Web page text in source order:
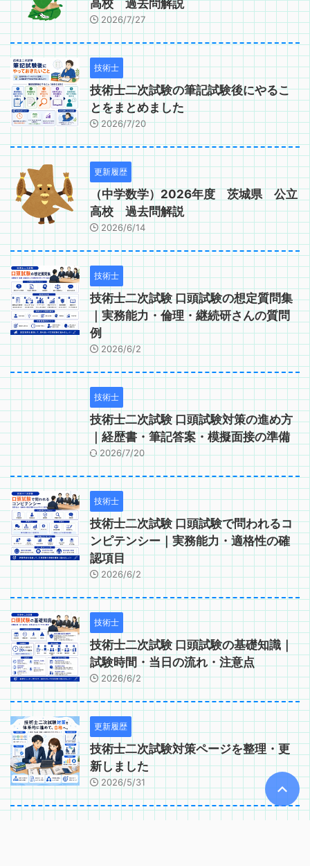
高校 過去問解説
2026/7/27
技術士
技術士二次試験の筆記試験後にやるこ
とをまとめました
2026/7/20
更新履歴
（中学数学）2026年度 茨城県 公立
高校 過去問解説
2026/6/14
技術士
技術士二次試験 口頭試験の想定質問集
｜実務能力・倫理・継続研さんの質問
例
2026/6/2
技術士
技術士二次試験 口頭試験対策の進め方
｜経歴書・筆記答案・模擬面接の準備
2026/7/20
技術士
技術士二次試験 口頭試験で問われるコ
ンピテンシー｜実務能力・適格性の確
認項目
2026/6/2
技術士
技術士二次試験 口頭試験の基礎知識｜
試験時間・当日の流れ・注意点
2026/6/2
更新履歴
技術士二次試験対策ページを整理・更
新しました
2026/5/31